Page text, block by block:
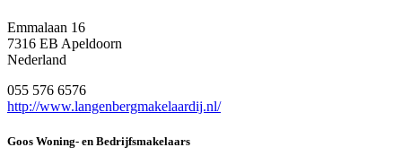
Emmalaan 16
7316 EB Apeldoorn
Nederland
055 576 6576
http://www.langenbergmakelaardij.nl/
Goos Woning- en Bedrijfsmakelaars